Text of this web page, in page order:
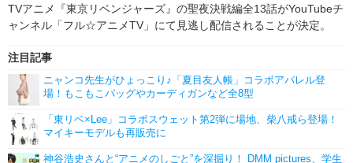
ゲーム 座談会
アニメ！アニメ！TV ABEMA Cafe
TVアニメ『東京リベンジャーズ』の聖夜決戦編全13話がYouTubeチ
ャンネル「フル☆アニメTV」にて見逃し配信されることが決定。
注目記事
ニャンコ先生がひょっこり♪「夏目友人帳」コラボアパレル登
場！もこもこバッグやカーディガンなど全8型
「東リベ×Lee」コラボスウェット第2弾に場地、柴八戒ら登場！
マイキーモデルも再販売に
神谷浩史さんと“アニメのしごと”を深掘り！ DMM pictures、学生